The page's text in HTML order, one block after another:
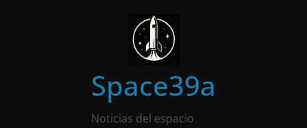
Space39a
Noticias del espacio